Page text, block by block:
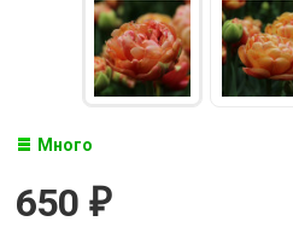
Много
650 ₽